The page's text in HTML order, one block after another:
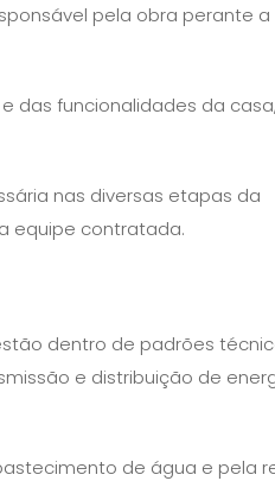
pela obra perante a
das funcionalidades da
nas diversas etapas da
equipe contratada.
dentro de padrões
e distribuição de
de água e pela